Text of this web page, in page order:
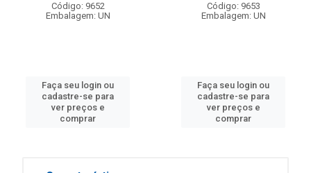
Código: 9652
Embalagem: UN
Faça seu login ou
cadastre-se para
ver preços e
comprar
Código: 9653
Embalagem: UN
Faça seu login ou
cadastre-se para
ver preços e
comprar